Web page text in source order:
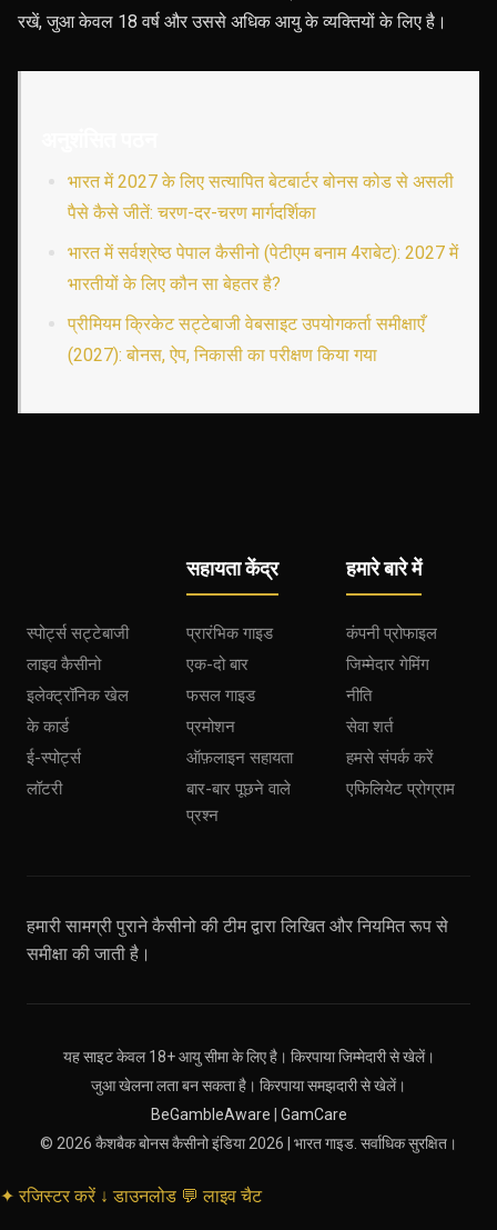
रखें, जुआ केवल 18 वर्ष और उससे अधिक आयु के व्यक्तियों के लिए है।
भारत में 2027 के लिए सत्यापित बेटबार्टर बोनस कोड से असली
पैसे कैसे जीतें: चरण-दर-चरण मार्गदर्शिका
भारत में सर्वश्रेष्ठ पेपाल कैसीनो (पेटीएम बनाम 4राबेट): 2027 में
भारतीयों के लिए कौन सा बेहतर है?
प्रीमियम क्रिकेट सट्टेबाजी वेबसाइट उपयोगकर्ता समीक्षाएँ
(2027): बोनस, ऐप, निकासी का परीक्षण किया गया
स्पोर्ट्स सट्टेबाजी
लाइव कैसीनो
इलेक्ट्रॉनिक खेल
के कार्ड
ई-स्पोर्ट्स
लॉटरी
सहायता केंद्र
प्रारंभिक गाइड
एक-दो बार
फसल गाइड
प्रमोशन
ऑफ़लाइन सहायता
बार-बार पूछने वाले
प्रश्न
हमारे बारे में
कंपनी प्रोफाइल
जिम्मेदार गेमिंग
नीति
सेवा शर्त
हमसे संपर्क करें
एफिलियेट प्रोग्राम
हमारी सामग्री पुराने कैसीनो की टीम द्वारा लिखित और नियमित रूप से
समीक्षा की जाती है।
यह साइट केवल 18+ आयु सीमा के लिए है। किरपाया जिम्मेदारी से खेलें।
जुआ खेलना लता बन सकता है। किरपाया समझदारी से खेलें।
BeGambleAware
GamCare
© 2026 कैशबैक बोनस कैसीनो इंडिया 2026 | भारत गाइड. सर्वाधिक सुरक्षित।
✦रजिस्टर करें ↓डाउनलोड 💬लाइव चैट